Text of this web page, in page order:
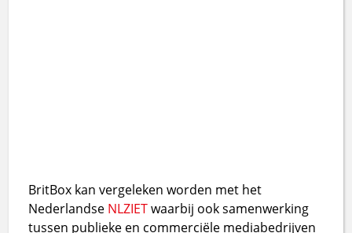
BritBox kan vergeleken worden met het
Nederlandse NLZIETwaarbij ook samenwerking
tussen publieke en commerciële mediabedrijven